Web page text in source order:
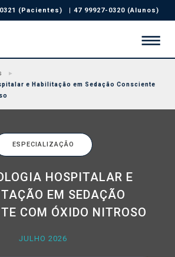
(Pacientes) | 47 99927-0320 (Alunos)
►
e Habilitação em Sedação Consciente
ESPECIALIZAÇÃO
HOSPITALAR E
EM SEDAÇÃO
COM ÓXIDO NITROSO
JULHO 2026